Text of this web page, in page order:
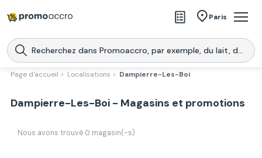
Paris
Magasins
Produits
Promoaccro
l'application
Page d'accueil > Localisations > Dampierre-Les-Boi
Dampierre-Les-Boi - Magasins et promotions
Nous avons trouvé 0 magasin(-s)